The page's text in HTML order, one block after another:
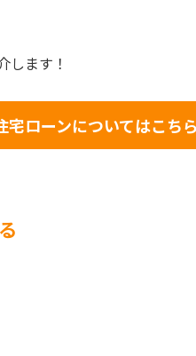
します！
宅ローンについてはこち